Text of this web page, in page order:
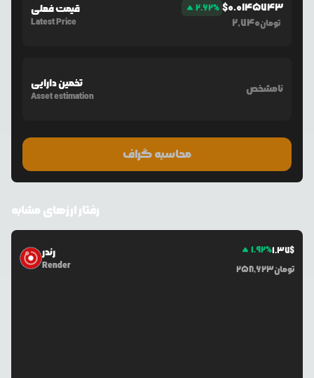
قیمت فعلی
Latest Price
2.62% $0.0145743
2,740تومان
تخمین دارایی
Asset estimation
نامشخص
محاسبه گراف
رفتار ارزهای مشابه
رندر
Render
1.92%1.37$
258,623تومان